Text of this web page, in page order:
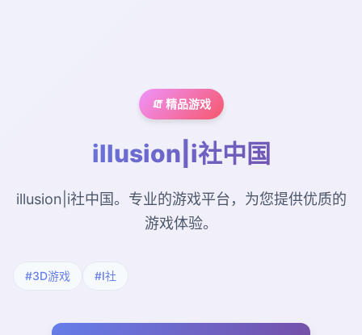
🧯 精品游戏
illusion|i社中国
illusion|i社中国。专业的游戏平台，为您提供优质的
游戏体验。
#3D游戏 #I社